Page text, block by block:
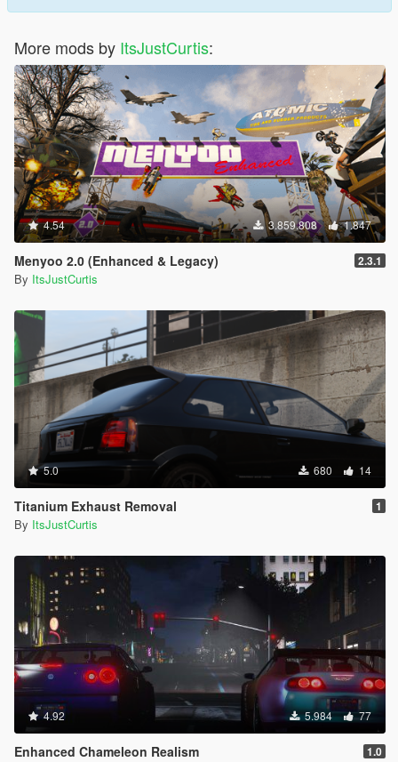
More mods by ItsJustCurtis:
4.54 3.859.808 1.847
Menyoo 2.0 (Enhanced & Legacy) 2.3.1
By ItsJustCurtis
5.0 680 14
Titanium Exhaust Removal 1
By ItsJustCurtis
4.92 5.984 77
Enhanced Chameleon Realism 1.0